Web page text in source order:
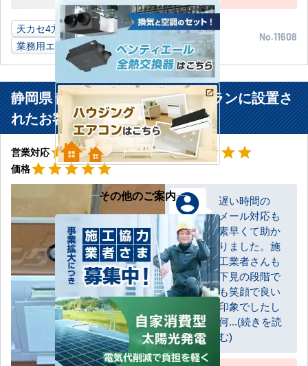
天カセ4方向 10馬力 学習塾教室
愛知県
業務用エアコン
No.11608
静岡県 静岡市 イタリアンレストランに設置さ
れたお客様より
営業対応 星5
starstarstarstarstar工事対応 星5
starstar starstarstar
価格 星5
starstarstarstarstar
お客様
遅い時間の
メール対応も
素早くて助か
りました。施
工業者さんも
下見の段階で
も笑顔で良い
印象でしたし
何...(続きを読
む)
その他のご案内